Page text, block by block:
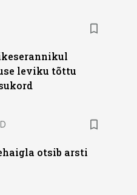
leviku tõttu
otsib arsti